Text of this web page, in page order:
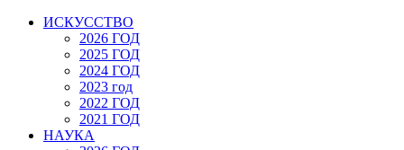
ИСКУССТВО
2026 ГОД
2025 ГОД
2024 ГОД
2023 год
2022 ГОД
2021 ГОД
НАУКА